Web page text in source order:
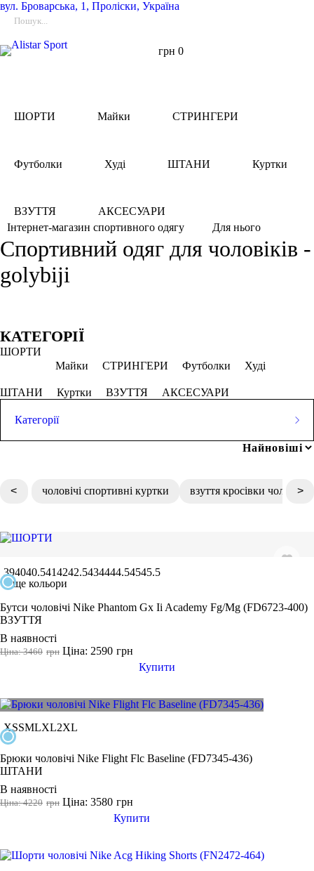
вул. Броварська, 1, Проліски, Україна
грн 0
ШОРТИ Майки СТРИНГЕРИ
Футболки Худі ШТАНИ Куртки
ВЗУТТЯ
АКСЕСУАРИ
Інтернет-магазин спортивного одягу
Для нього
Спортивний одяг для чоловіків -
golybiji
Обрано
Голубий
СКАСОВУВАТИ ВСЕ
Розмір одягу
Показати більше
Розмір взуття
КАТЕГОРІЇ
ШОРТИ
Майки
СТРИНГЕРИ Футболки Худі
ШТАНИ Куртки ВЗУТТЯ АКСЕСУАРИ
Категорії
ШТАНИ Куртки ВЗУТТЯ АКСЕСУАРИ
одяг для залу жіночий
футболки купити чоловічі
кросівки білі чоловічі
< чоловічі спортивні куртки взуття кросівки чоловіче
>
394040.5414242.5434444.54545.5
ще кольори
Бутси чоловічі Nike Phantom Gx Ii Academy Fg/Mg (FD6723-400)
ВЗУТТЯ
В наявності
грн
Ціна: 3460 грн
Ціна: 2590
Купити
XSSMLXL2XL
Брюки чоловічі Nike Flight Flc Baseline (FD7345-436)
ШТАНИ
В наявності
грн
Ціна: 4220 грн
Ціна: 3580
Купити